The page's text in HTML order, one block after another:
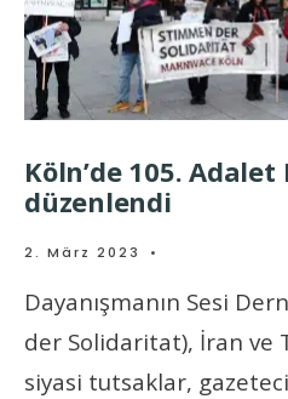
Köln’de 105.
düzenlendi
2. März 2023 •
Dayanışmanın Sesi
der Solidaritat), İran ve
siyasi tutsaklar,